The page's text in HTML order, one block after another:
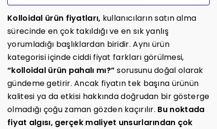
Kolloidal ürün fiyatları, kullanıcıların satın alma
sürecinde en çok takıldığı ve en sık yanlış
yorumladığı başlıklardan biridir. Aynı ürün
kategorisi içinde ciddi fiyat farkları görülmesi,
“kolloidal ürün pahalı mı?” sorusunu doğal olarak
gündeme getirir. Ancak fiyatın tek başına ürünün
kalitesi ya da etkisi hakkında doğrudan bir gösterge
olmadığı çoğu zaman gözden kaçırılır. Bu noktada
fiyat algısı, gerçek maliyet unsurlarından çok